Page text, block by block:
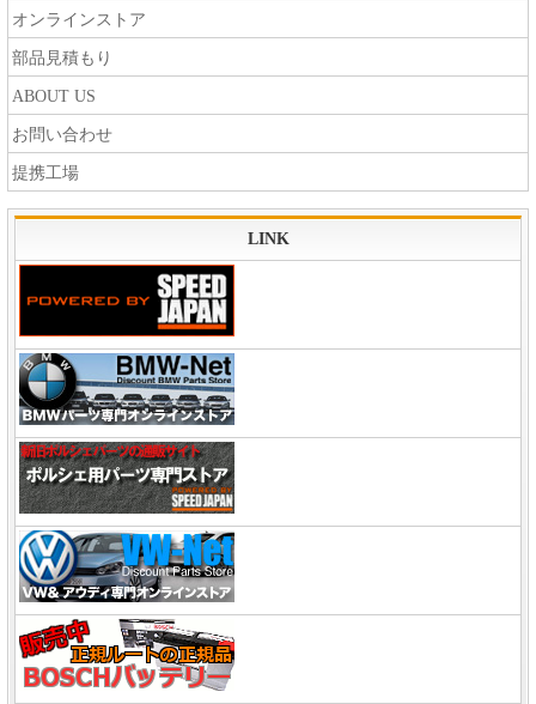
オンラインストア
部品見積もり
ABOUT US
お問い合わせ
提携工場
LINK